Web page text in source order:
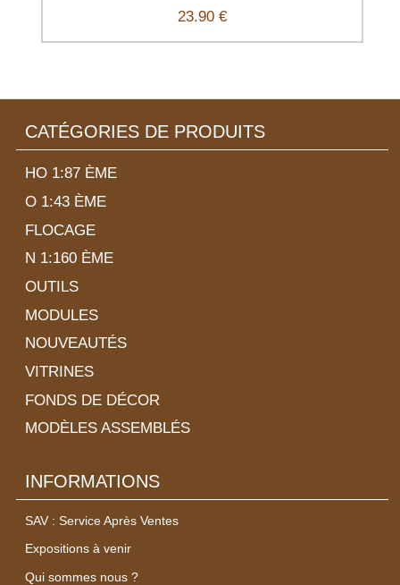
23.90 €
CATÉGORIES DE PRODUITS
HO 1:87 ÈME
O 1:43 ÈME
FLOCAGE
N 1:160 ÈME
OUTILS
MODULES
NOUVEAUTÉS
VITRINES
FONDS DE DÉCOR
MODÈLES ASSEMBLÉS
INFORMATIONS
SAV : Service Après Ventes
Expositions à venir
Qui sommes nous ?